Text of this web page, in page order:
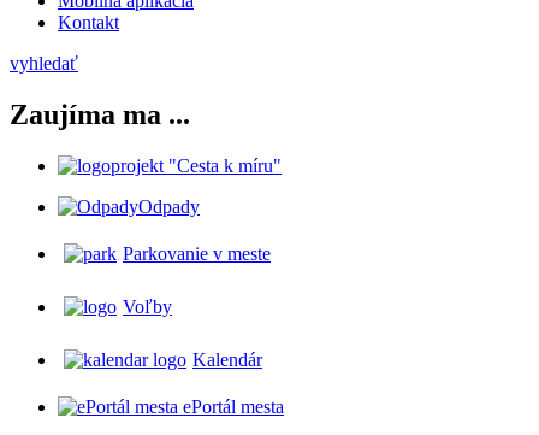
Kontakt
vyhledať
Zaujíma ma ...
projekt "Cesta k míru"
Odpady
Parkovanie v meste
Voľby
Kalendár
ePortál mesta